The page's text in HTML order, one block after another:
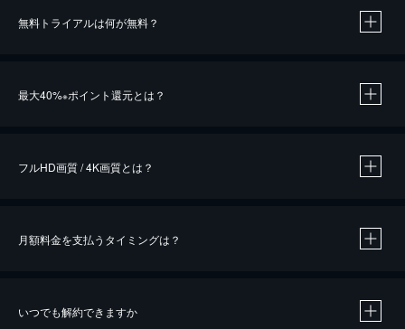
無料トライアルは何が無料？
最大40%※ポイント還元とは？
※40％ポイント還元の対象は、クレジットカード決済による作品の購入 / レンタルです。
フルHD画質 / 4K画質とは？
月額料金を支払うタイミングは？
いつでも解約できますか